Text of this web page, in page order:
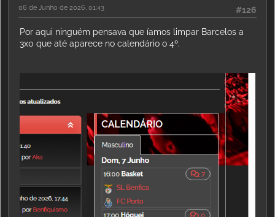
#126
06 de Junho de 2026, 01:43
Por aqui ninguém pensava que íamos limpar Barcelos a
3x0 que até aparece no calendário o 4º.